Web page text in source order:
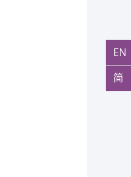
EN
简